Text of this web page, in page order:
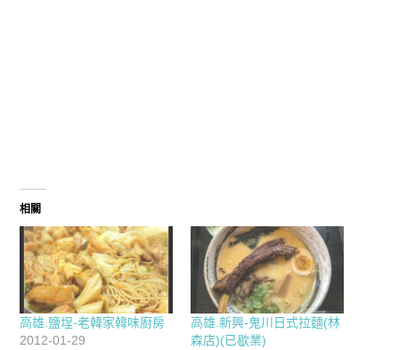
相關
高雄.鹽埕-老韓家韓味廚房
2012-01-29
高雄.新興-鬼川日式拉麵(林
森店)(已歇業)